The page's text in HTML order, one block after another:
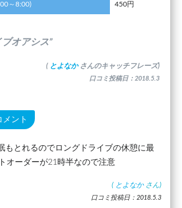
～8:00) 450円
オアシス”
( とよなか さんのキャッチフレーズ)
口コミ投稿日：2018.5.3
メント
もとれるのでロングドライブの休憩に最
オーダーが21時半なので注意
( とよなか さん)
口コミ投稿日：2018.5.3